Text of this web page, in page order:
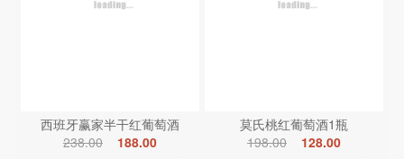
西班牙赢家半干红葡萄酒
238.00
188.00
莫氏桃红葡萄酒1瓶
198.00
128.00